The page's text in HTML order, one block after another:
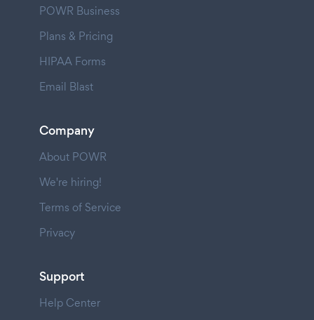
POWR Business
Plans & Pricing
HIPAA Forms
Email Blast
Company
About POWR
We're hiring!
Terms of Service
Privacy
Support
Help Center